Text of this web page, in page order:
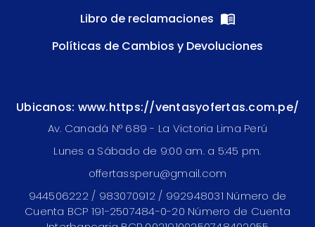
Libro de reclamaciones
Políticas de Cambios y Devoluciones
Ubicanos: www.https://ventasyofertas.com.pe/
Av. Canadá N° 689 - La Victoria Lima Perú
Lunes a Sábado de 9:00 am. a 5:45 pm.
offertassperu@gmail.com
944506222 / 983070912 / 992948031 Número de
Cuenta BCP 191-2507484-0-20 Número de Cuenta